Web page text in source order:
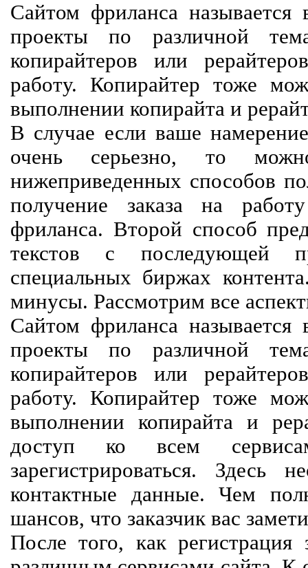
Сайтом фриланса называется
проекты по различной
копирайтеров или
работу. Копирайтер тоже
выполнении копирайта и
В случае если ваше
очень серьезно, то
нижеприведенных способов
получение заказа на
фриланса. Второй способ
текстов с последующей
специальных биржах
минусы. Рассмотрим все
Сайтом фриланса называется
проекты по различной
копирайтеров или
работу. Копирайтер тоже
выполнении копирайта и
доступ ко всем
зарегистрироваться. Здесь
контактные данные. Чем
шансов, что заказчик вас
После того, как регистрация